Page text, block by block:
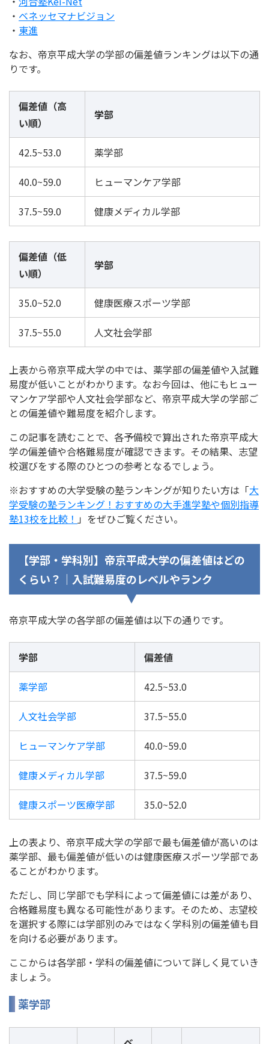
・ ベネッセマナビジョン
・ 東進
なお、帝京平成大学の学部の偏差値ランキングは以下の通
りです。
偏差値（高
い順）
学部
42.5~53.0 薬学部
40.0~59.0 ヒューマンケア学部
37.5~59.0 健康メディカル学部
偏差値（低
い順）
学部
35.0~52.0 健康医療スポーツ学部
37.5~55.0 人文社会学部
上表から帝京平成大学の中では、薬学部の偏差値や入試難
易度が低いことがわかります。なお今回は、他にもヒュー
マンケア学部や人文社会学部など、帝京平成大学の学部ご
との偏差値や難易度を紹介します。
この記事を読むことで、各予備校で算出された帝京平成大
学の偏差値や合格難易度が確認できます。その結果、志望
校選びをする際のひとつの参考となるでしょう。
※おすすめの大学受験の塾ランキングが知りたい方は「大
学受験の塾ランキング！おすすめの大手進学塾や個別指導
塾13校を比較！ 」をぜひご覧ください。
【学部・学科別】帝京平成大学の偏差値はどの
くらい？｜入試難易度のレベルやランク
帝京平成大学の各学部の偏差値は以下の通りです。
学部 偏差値
薬学部 42.5~53.0
人文社会学部 37.5~55.0
ヒューマンケア学部 40.0~59.0
健康メディカル学部 37.5~59.0
健康スポーツ医療学部 35.0~52.0
上の表より、帝京平成大学の学部で最も偏差値が高いのは
薬学部、最も偏差値が低いのは健康医療スポーツ学部であ
ることがわかります。
ただし、同じ学部でも学科によって偏差値には差があり、
合格難易度も異なる可能性があります。そのため、志望校
を選択する際には学部別のみではなく学科別の偏差値も目
を向ける必要があります。
ここからは各学部・学科の偏差値について詳しく見ていき
ましょう。
薬学部